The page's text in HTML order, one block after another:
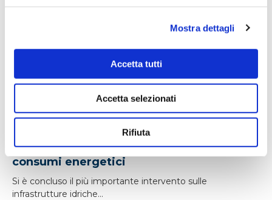
Mostra dettagli
Accetta tutti
Accetta selezionati
Rifiuta
Monfalcone: nuova adduttrice e -16% di
consumi energetici
Si è concluso il più importante intervento sulle
infrastrutture idriche...